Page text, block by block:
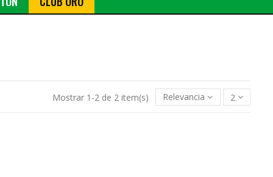
Mostrar 1-2 de 2 item(s) Relevancia 2